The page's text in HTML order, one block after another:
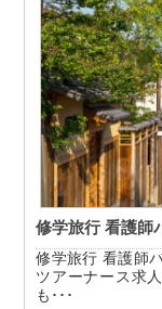
修学旅行 看護師
修学旅行 看護師
ツアーナース求
も･･･